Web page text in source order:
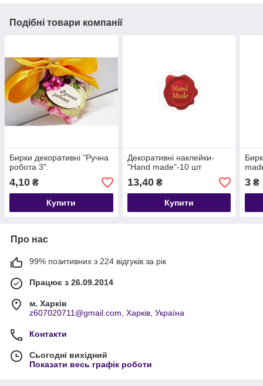
Подібні товари компанії
Бирки декоративні "Ручна
робота 3".
4,10 ₴
Купити
Декоративні наклейки-
"Hand made"-10 шт
13,40₴
Купити
3 ₴
Про нас
99% позитивних з 224 відгуків за рік
Працює з 26.09.2014
м. Харків
z607020711@gmail.com, Харків, Україна
Контакти
Сьогодні вихідний
Показати весь графік роботи